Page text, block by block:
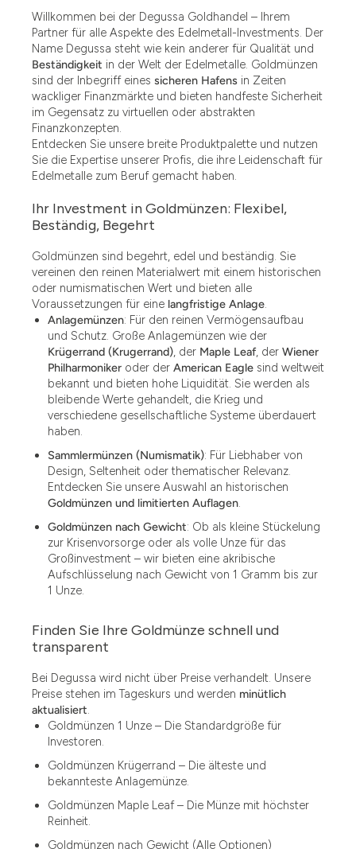
1.49
1.87
12.15
13.77
15.55
Willkommen bei der Degussa Goldhandel – Ihrem
Partner für alle Aspekte des Edelmetall-Investments. Der
Name Degussa steht wie kein anderer für Qualität und
Beständigkeit in der Welt der Edelmetalle. Goldmünzen
sind der Inbegriff eines sicheren Hafens in Zeiten
wackliger Finanzmärkte und bieten handfeste Sicherheit
im Gegensatz zu virtuellen oder abstrakten
Finanzkonzepten.
Entdecken Sie unsere breite Produktpalette und nutzen
Sie die Expertise unserer Profis, die ihre Leidenschaft für
Edelmetalle zum Beruf gemacht haben.
Ihr Investment in Goldmünzen: Flexibel,
Beständig, Begehrt
Goldmünzen sind begehrt, edel und beständig. Sie
vereinen den reinen Materialwert mit einem historischen
oder numismatischen Wert und bieten alle
Voraussetzungen für eine langfristige Anlage.
Anlagemünzen: Für den reinen Vermögensaufbau
und Schutz. Große Anlagemünzen wie der
Krügerrand (Krugerrand), der Maple Leaf, der Wiener
Philharmoniker oder der American Eagle sind weltweit
bekannt und bieten hohe Liquidität. Sie werden als
bleibende Werte gehandelt, die Krieg und
verschiedene gesellschaftliche Systeme überdauert
haben.
Sammlermünzen (Numismatik): Für Liebhaber von
Design, Seltenheit oder thematischer Relevanz.
Entdecken Sie unsere Auswahl an historischen
Goldmünzen und limitierten Auflagen.
Goldmünzen nach Gewicht: Ob als kleine Stückelung
zur Krisenvorsorge oder als volle Unze für das
Großinvestment – wir bieten eine akribische
Aufschlüsselung nach Gewicht von 1 Gramm bis zur
1 Unze.
Finden Sie Ihre Goldmünze schnell und
transparent
Bei Degussa wird nicht über Preise verhandelt. Unsere
Preise stehen im Tageskurs und werden minütlich
aktualisiert.
Goldmünzen 1 Unze – Die Standardgröße für
Investoren.
Goldmünzen Krügerrand – Die älteste und
bekannteste Anlagemünze.
Goldmünzen Maple Leaf – Die Münze mit höchster
Reinheit.
Goldmünzen nach Gewicht (Alle Optionen)